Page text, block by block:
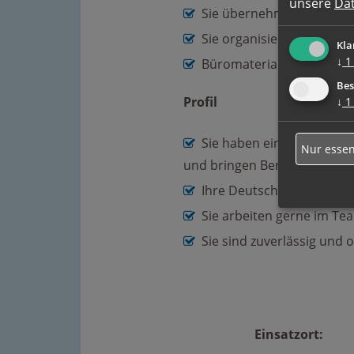
Sie übernehmen alle
Sie organisieren Abläufe
Büromaterial beschaffen
Profil
Sie haben eine
und bringen
Ihre Deutschkenntnisse
Sie arbeiten gerne im
Sie sind zuverlässig und
Einsatzort:
↓ 1
↓ 1
Nur